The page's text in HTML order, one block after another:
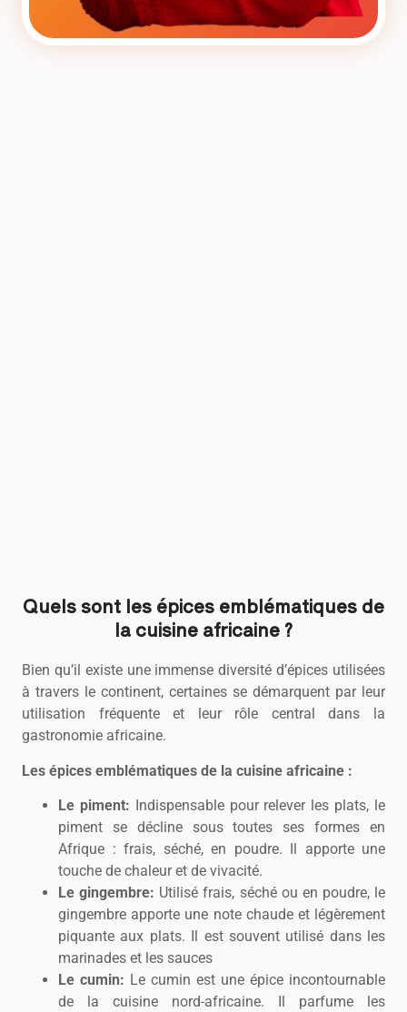
Quels sont les épices emblématiques de
la cuisine africaine ?
Bien qu’il existe une immense diversité d’épices utilisées
à travers le continent, certaines se démarquent par leur
utilisation fréquente et leur rôle central dans la
gastronomie africaine.
Les épices emblématiques de la cuisine africaine :
Le piment: Indispensable pour relever les plats, le
piment se décline sous toutes ses formes en
Afrique : frais, séché, en poudre. Il apporte une
touche de chaleur et de vivacité.
Le gingembre: Utilisé frais, séché ou en poudre, le
gingembre apporte une note chaude et légèrement
piquante aux plats. Il est souvent utilisé dans les
marinades et les sauces
Le cumin: Le cumin est une épice incontournable
de la cuisine nord-africaine. Il parfume les